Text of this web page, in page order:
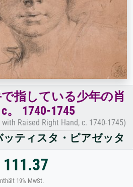
指している少年の肖
。 1740-1745
Raised Right Hand, c. 1740-1745)
ティスタ・ピアゼッタ
111.37
19% MwSt.